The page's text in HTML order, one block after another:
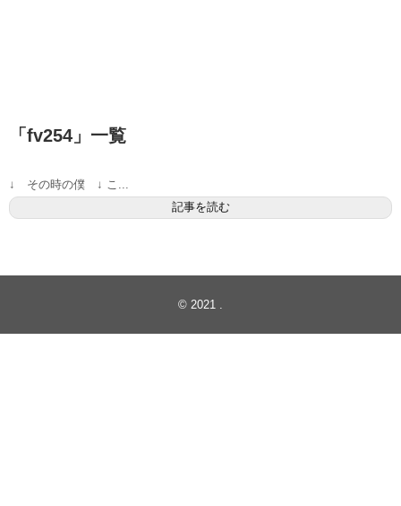
「 fv254 」 一覧
↓ その時の僕 ↓ こ...
記事を読む
© 2021